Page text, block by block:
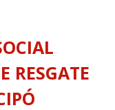
RESGATE